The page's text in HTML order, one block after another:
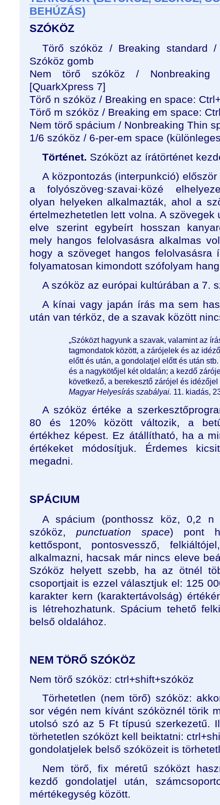
BEHÚZÁS)
SZÓKÖZ
Törő szóköz / Breaking standard
Szóköz gomb
Nem törő szóköz / Nonbreaking
[QuarkXpress 7]
Törő n szóköz / Breaking en space:
Törő m szóköz / Breaking em space:
Nem törő spácium / Nonbreaking Thin
1/6 szóköz / 6-per-em space
Történet. Szóközt az írátörténet
A központozás (interpunkció)
a folyószöveg·szavai·közé
olyan helyeken alkalmazták, ahol a
értelmezhetetlen lett volna. A
elve szerint egybeírt hosszan
mely hangos felolvasásra alkalmas
hogy a szöveget hangos felolvasásra
folyamatosan kimondott szófolyam
A szóköz az európai kultúrában a 7.
A kínai vagy japán írás ma sem
után van térköz, de a szavak között
„Szóközt hagyunk a szavak, valamint az
tagmondatok között, a zárójelek és az
előtt és után, a gondolatjel előtt és után
és a nagykötőjel két oldalán; a kezdő
következő, a berekesztő zárójel és
Magyar Helyesírás szabályai. 11. kiadás,
A szóköz értéke a
80 és 120% között változik, a
értékhez képest. Ez átállítható, ha a
értékeket módosítjuk. Érdemes
megadni.
SPÁCIUM
A spácium (ponthossz köz, 0,2 n
szóköz, punctuation space) pont
kettőspont, pontosvessző,
alkalmazni, hacsak már nincs eleve
Szóköz helyett szebb, ha az ötnél
csoportjait is ezzel választjuk el: 125
karakter kern (karaktertávolság)
is létrehozhatunk. Spácium tehető
belső oldalához.
NEM TÖRŐ SZÓKÖZ
Nem törő szóköz: ctrl+shift+szóköz
Törhetetlen (nem törő) szóköz:
sor végén nem kívánt szóköznél törik
utolsó szó az 5 Ft típusú szerkezetű.
törhetetlen szóközt kell beiktatni:
gondolatjelek belső szóközeit is
Nem törő, fix méretű szóközt
kezdő gondolatjel után,
mértékegység között.